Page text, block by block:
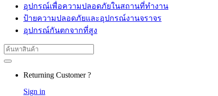
อุปกรณ์เพื่อความปลอดภัยในสถานที่ทำงาน
ป้ายความปลอดภัยและอุปกรณ์งานจราจร
อุปกรณ์กันตกจากที่สูง
Search
for:
Returning Customer ?
Sign in